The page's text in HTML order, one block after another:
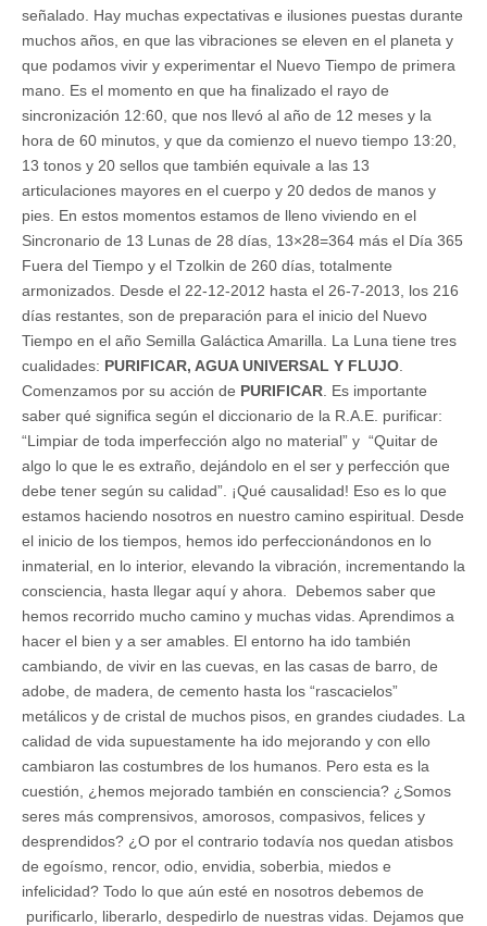
señalado. Hay muchas expectativas e ilusiones puestas durante
muchos años, en que las vibraciones se eleven en el planeta y
que podamos vivir y experimentar el Nuevo Tiempo de primera
mano. Es el momento en que ha finalizado el rayo de
sincronización 12:60, que nos llevó al año de 12 meses y la
hora de 60 minutos, y que da comienzo el nuevo tiempo 13:20,
13 tonos y 20 sellos que también equivale a las 13
articulaciones mayores en el cuerpo y 20 dedos de manos y
pies. En estos momentos estamos de lleno viviendo en el
Sincronario de 13 Lunas de 28 días, 13×28=364 más el Día 365
Fuera del Tiempo y el Tzolkin de 260 días, totalmente
armonizados. Desde el 22-12-2012 hasta el 26-7-2013, los 216
días restantes, son de preparación para el inicio del Nuevo
Tiempo en el año Semilla Galáctica Amarilla. La Luna tiene tres
cualidades: PURIFICAR, AGUA UNIVERSAL Y FLUJO
Comenzamos por su acción de PURIFICAR . Es importante
saber qué significa según el diccionario de la R.A.E. purificar:
“Limpiar de toda imperfección algo no material” y “Quitar de
algo lo que le es extraño, dejándolo en el ser y perfección que
debe tener según su calidad”. ¡Qué causalidad! Eso es lo que
estamos haciendo nosotros en nuestro camino espiritual. Desde
el inicio de los tiempos, hemos ido perfeccionándonos en lo
inmaterial, en lo interior, elevando la vibración, incrementando la
consciencia, hasta llegar aquí y ahora. Debemos saber que
hemos recorrido mucho camino y muchas vidas. Aprendimos a
hacer el bien y a ser amables. El entorno ha ido también
cambiando, de vivir en las cuevas, en las casas de barro, de
adobe, de madera, de cemento hasta los “rascacielos”
metálicos y de cristal de muchos pisos, en grandes ciudades. La
calidad de vida supuestamente ha ido mejorando y con ello
cambiaron las costumbres de los humanos. Pero esta es la
cuestión, ¿hemos mejorado también en consciencia? ¿Somos
seres más comprensivos, amorosos, compasivos, felices y
desprendidos? ¿O por el contrario todavía nos quedan atisbos
de egoísmo, rencor, odio, envidia, soberbia, miedos e
infelicidad? Todo lo que aún esté en nosotros debemos de
purificarlo, liberarlo, despedirlo de nuestras vidas. Dejamos que